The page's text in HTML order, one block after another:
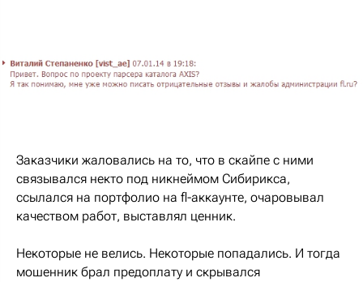
Заказчики жаловались на то, что в скайпе с ними
связывался некто под никнеймом Сибирикса,
ссылался на портфолио на fl-аккаунте, очаровывал
качеством работ, выставлял ценник.
Некоторые не велись. Некоторые попадались. И тогда
мошенник брал предоплату и скрывался